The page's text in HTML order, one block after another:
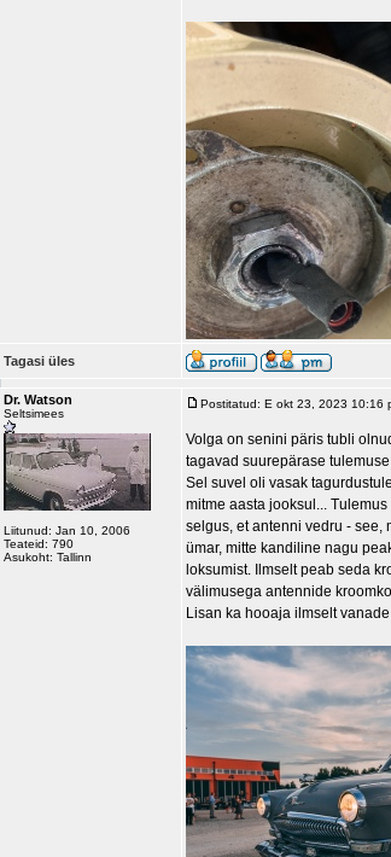
Tagasi üles
Dr. Watson
Seltsimees
Liitunud: Jan 10, 2006
Teateid: 790
Asukoht: Tallinn
Postitatud: E okt 23, 2023 10:16
Volga on senini päris tubli
tagavad suurepärase
Sel suvel oli vasak
mitme aasta jooksul...
selgus, et antenni vedru - see,
ümar, mitte kandiline nagu
loksumist. Ilmselt peab seda
välimusega antennide
Lisan ka hooaja ilmselt